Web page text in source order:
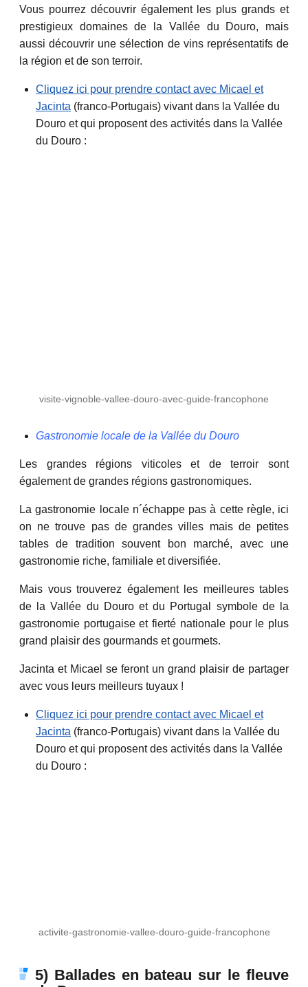
Vous pourrez découvrir également les plus grands et
prestigieux domaines de la Vallée du Douro, mais
aussi découvrir une sélection de vins représentatifs de
la région et de son terroir.
Cliquez ici pour prendre contact avec Micael et
Jacinta (franco-Portugais) vivant dans la Vallée du
Douro et qui proposent des activités dans la Vallée
du Douro :
visite-vignoble-vallee-douro-avec-guide-francophone
Gastronomie locale de la Vallée du Douro
Les grandes régions viticoles et de terroir sont
également de grandes régions gastronomiques.
La gastronomie locale n´échappe pas à cette règle, ici
on ne trouve pas de grandes villes mais de petites
tables de tradition souvent bon marché, avec une
gastronomie riche, familiale et diversifiée.
Mais vous trouverez également les meilleures tables
de la Vallée du Douro et du Portugal symbole de la
gastronomie portugaise et fierté nationale pour le plus
grand plaisir des gourmands et gourmets.
Jacinta et Micael se feront un grand plaisir de partager
avec vous leurs meilleurs tuyaux !
Cliquez ici pour prendre contact avec Micael et
Jacinta (franco-Portugais) vivant dans la Vallée du
Douro et qui proposent des activités dans la Vallée
du Douro :
activite-gastronomie-vallee-douro-guide-francophone
5) Ballades en bateau sur le fleuve